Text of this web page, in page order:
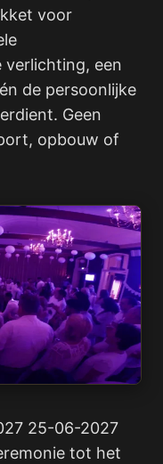
voor
verlichting, een
de persoonlijke
Geen
opbouw of
25-06-2027
tot het